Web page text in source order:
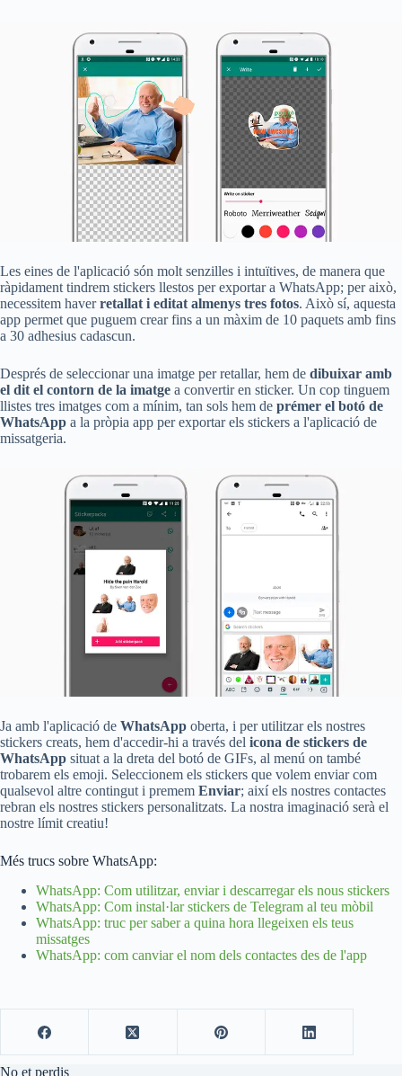
Les eines de l'aplicació són molt senzilles i intuïtives, de manera que
ràpidament tindrem stickers llestos per exportar a WhatsApp; per això,
necessitem haverretallat i editat almenys tres fotos. Això sí, aquesta
app permet que puguem crear fins a un màxim de 10 paquets amb fins
a 30 adhesius cadascun.
Després de seleccionar una imatge per retallar, hem de dibuixar amb
el dit el contorn de la imatge a convertir en sticker. Un cop tinguem
llistes tres imatges com a mínim, tan sols hem de prémer el botó de
WhatsApp a la pròpia app per exportar els stickers a l'aplicació de
missatgeria.
Ja amb l'aplicació de WhatsApp oberta, i per utilitzar els nostres
stickers creats, hem d'accedir-hi a través del icona de stickers de
WhatsApp situat a la dreta del botó de GIFs, al menú on també
trobarem els emoji. Seleccionem els stickers que volem enviar com
qualsevol altre contingut i premem Enviar; així els nostres contactes
rebran els nostres stickers personalitzats. La nostra imaginació serà el
nostre límit creatiu!
Més trucs sobre WhatsApp:
WhatsApp: Com utilitzar, enviar i descarregar els nous stickers
WhatsApp: Com instal·lar stickers de Telegram al teu mòbil
WhatsApp: truc per saber a quina hora llegeixen els teus
missatges
WhatsApp: com canviar el nom dels contactes des de l'app
No et perdis